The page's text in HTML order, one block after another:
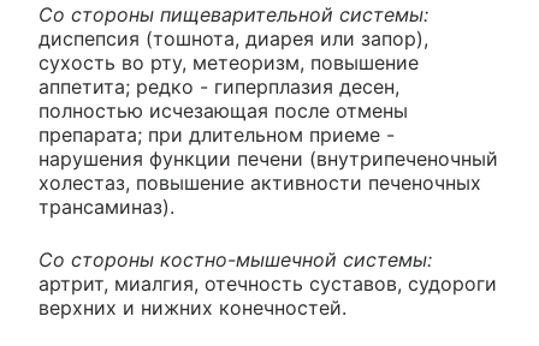
Со стороны пищеварительной системы:
диспепсия (тошнота, диарея или запор),
сухость во рту, метеоризм, повышение
аппетита; редко - гиперплазия десен,
полностью исчезающая после отмены
препарата; при длительном приеме -
нарушения функции печени (внутрипеченочный
холестаз, повышение активности печеночных
трансаминаз).
Со стороны костно-мышечной системы:
артрит, миалгия, отечность суставов, судороги
верхних и нижних конечностей.